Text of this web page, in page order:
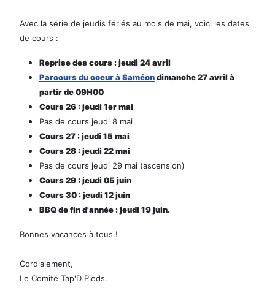
Avec la série de jeudis fériés au mois de mai, voici les dates
de cours :
Reprise des cours : jeudi 24 avril
Parcours du coeur à Saméondimanche 27 avril à
partir de 09H00
Cours 26 : jeudi 1er mai
Pas de cours jeudi 8 mai
Cours 27 : jeudi 15 mai
Cours 28 : jeudi 22 mai
Pas de cours jeudi 29 mai (ascension)
Cours 29 : jeudi 05 juin
Cours 30 : jeudi 12 juin
BBQ de fin d'année : jeudi 19 juin.
Bonnes vacances à tous !
Cordialement,
Le Comité Tap'D Pieds.